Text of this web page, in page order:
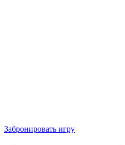
Забронировать игру